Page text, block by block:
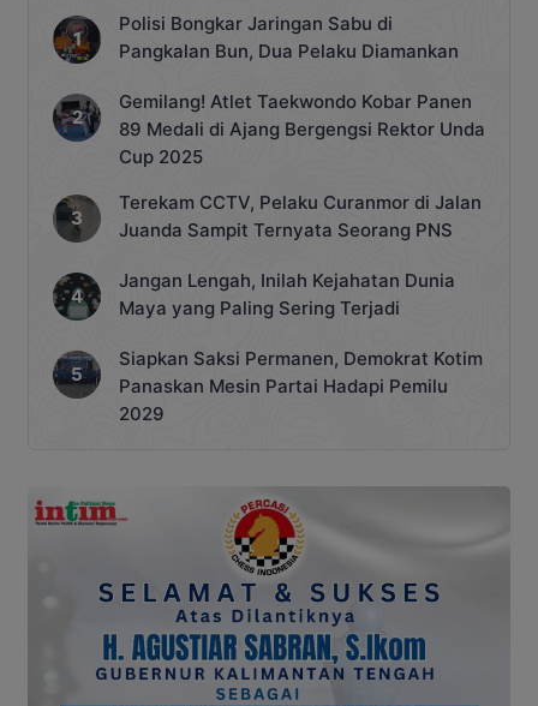
Polisi Bongkar Jaringan Sabu di
Pangkalan Bun, Dua Pelaku Diamankan
Gemilang! Atlet Taekwondo Kobar Panen
89 Medali di Ajang Bergengsi Rektor Unda
Cup 2025
Terekam CCTV, Pelaku Curanmor di Jalan
Juanda Sampit Ternyata Seorang PNS
Jangan Lengah, Inilah Kejahatan Dunia
Maya yang Paling Sering Terjadi
Siapkan Saksi Permanen, Demokrat Kotim
Panaskan Mesin Partai Hadapi Pemilu
2029